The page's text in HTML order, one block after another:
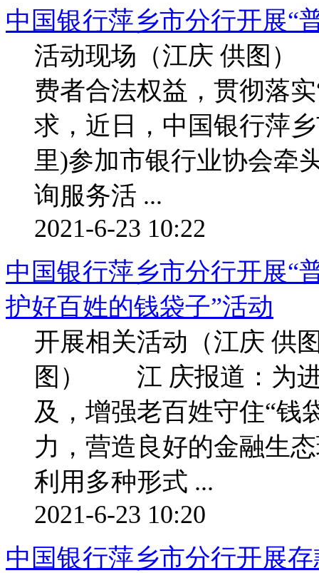
中国银行萍乡市分行开展“
活动现场（江庆 供图
费者合法权益，贯彻落
求，近日，中国银行萍
里)参加市银行业协会牵
询服务活 ...
2021-6-23 10:22
中国银行萍乡市分行开展“
护好百姓的钱袋子”活动
开展相关活动（江庆 供
图） 江 庆报道：为进
及，增强老百姓守住“钱
力，营造良好的金融生
利用多种形式 ...
2021-6-23 10:20
中国银行萍乡市分行开展